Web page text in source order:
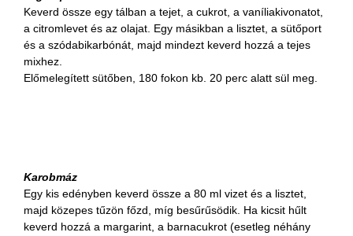
Keverd össze egy tálban a tejet, a cukrot, a vaníliakivonatot,
a citromlevet és az olajat. Egy másikban a lisztet, a sütőport
és a szódabikarbónát, majd mindezt keverd hozzá a tejes
mixhez.
Előmelegített sütőben, 180 fokon kb. 20 perc alatt sül meg.
Karobmáz
Egy kis edényben keverd össze a 80 ml vizet és a lisztet,
majd közepes tűzön főzd, míg besűrűsödik. Ha kicsit hűlt
keverd hozzá a margarint, a barnacukrot (esetleg néhány